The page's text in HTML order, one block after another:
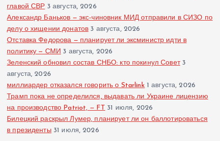
главой СВР 3 августа, 2026
Александр Баньков — экс-чиновник МИД отправили в СИЗО по
делу о хищении донатов 3 августа, 2026
Отставка Федорова — планирует ли эксминистр идти в
политику — СМИ 3 августа, 2026
Зеленский обновил состав СНБО: кто покинул Совет 3
августа, 2026
миллиардер отказался говорить о Starlink 1 августа, 2026
Трамп пока не определился, выдавать ли Украине лицензию
на производство Patriot, — FT 31 июля, 2026
Билецкий раскрыл Лумер, планирует ли он баллотироваться
в президенты 31 июля, 2026